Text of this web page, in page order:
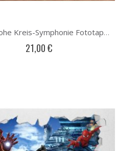
Farbenfrohe Kreis-Symphonie Fototapete
21,00 €